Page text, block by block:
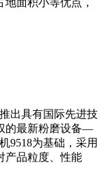
出具有国际先进技
的最新粉磨设备—
9518为基础，采用
产品粒度、性能